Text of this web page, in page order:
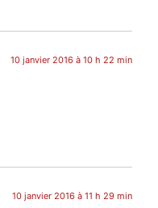
10 janvier 2016 à 10 h 22 min
10 janvier 2016 à 11 h 29 min